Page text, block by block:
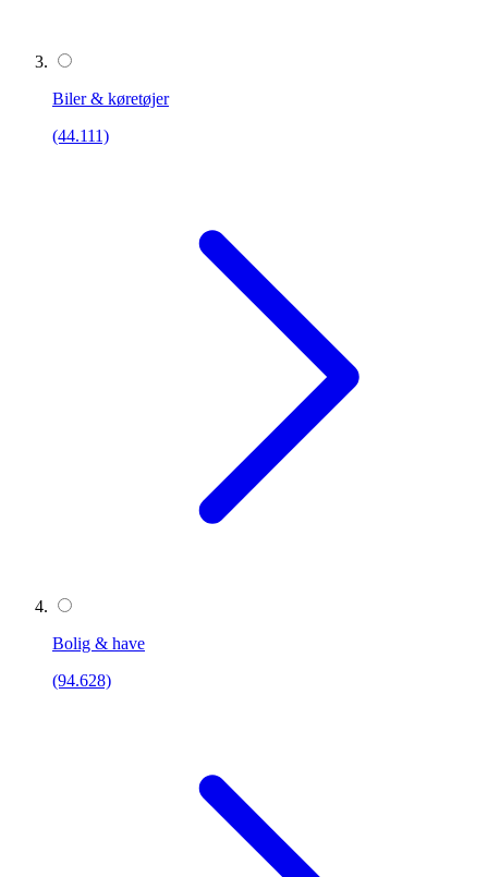
Biler & køretøjer
(44.111)
Bolig & have
(94.628)